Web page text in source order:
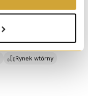
Rynek wtórny